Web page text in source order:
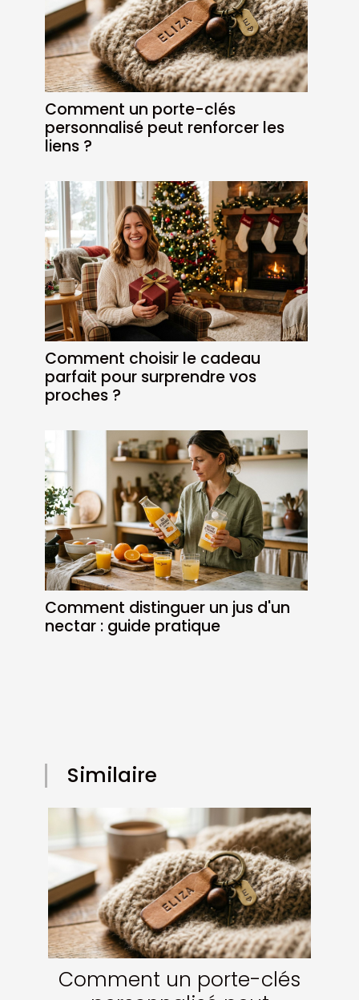
Comment un porte-clés
personnalisé peut renforcer les
liens ?
Comment choisir le cadeau
parfait pour surprendre vos
proches ?
Comment distinguer un jus d'un
nectar : guide pratique
Similaire
Comment un porte-clés